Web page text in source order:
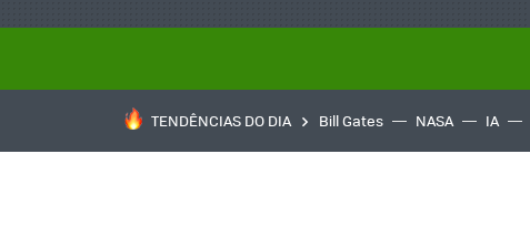
TENDÊNCIAS DO DIA Bill Gates NASA IA